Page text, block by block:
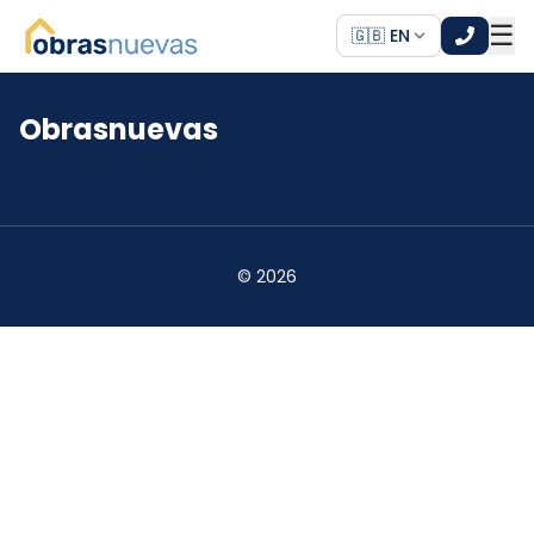
🇬🇧 EN ☰
*
Obrasnuevas
© 2026